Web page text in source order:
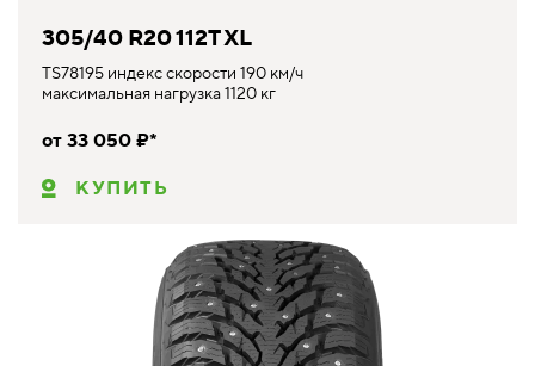
305/40 R20 112T XL
TS78195 индекс скорости 190 км/ч
максимальная нагрузка 1120 кг
от 33 050 ₽*
КУПИТЬ